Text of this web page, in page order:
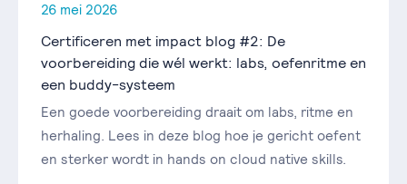
26 mei 2026
Certificeren met impact blog #2: De
voorbereiding die wél werkt: labs, oefenritme en
een buddy-systeem
Een goede voorbereiding draait om labs, ritme en
herhaling. Lees in deze blog hoe je gericht oefent
en sterker wordt in hands on cloud native skills.